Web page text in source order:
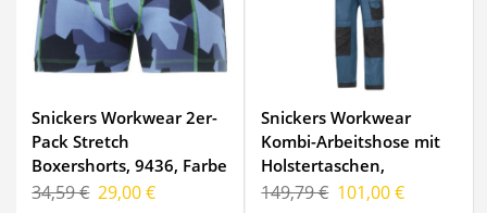
Snickers Workwear 2er-
Pack Stretch
Boxershorts, 9436, Farbe
Navy Camo, Größe S
34,59 € 29,00 €
Snickers Workwear
Kombi-Arbeitshose mit
Holstertaschen,
DuraTwill, 0212, Farbe
149,79 € 101,00 €